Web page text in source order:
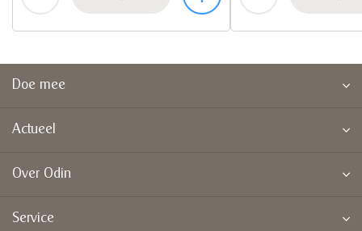
Doe mee
Actueel
Over Odin
Service